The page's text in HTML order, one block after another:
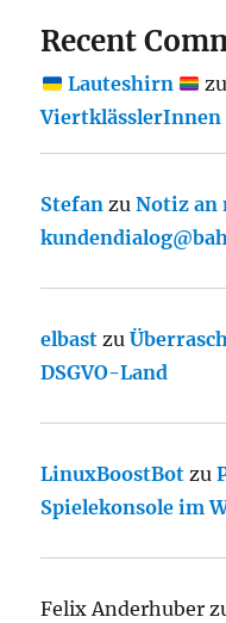
Recent
Lauteshirn zu
ViertklässlerInnen
Stefan zuNotiz an
elbast zu
DSGVO-Land
LinuxBoostBot zu
Spielekonsole im
Felix Anderhuber